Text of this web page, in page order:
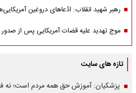
رهبر شهید انقلاب: ادّعاهای دروغین
موج تهدید علیه قضات آمریکایی پس از
تازه های سایت
پزشکیان: آموزش حق همه مردم است؛ نه